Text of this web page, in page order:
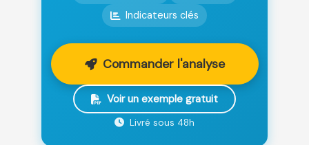
Indicateurs clés
Commander l'analyse
Voir un exemple gratuit
Livré sous 48h